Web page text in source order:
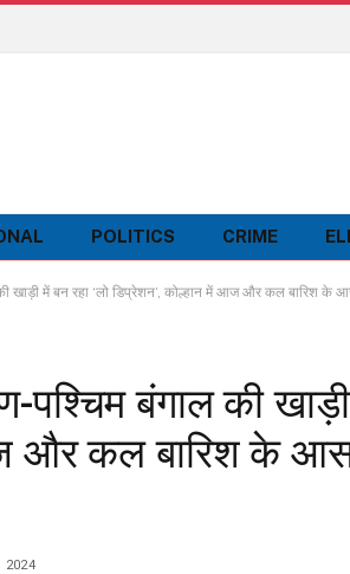
POLITICS CRIME
में बन रहा ‘लो डिप्रेशन’, कोल्हान में आज और कल बारिश के
बंगाल की
और कल बारिश के
2024